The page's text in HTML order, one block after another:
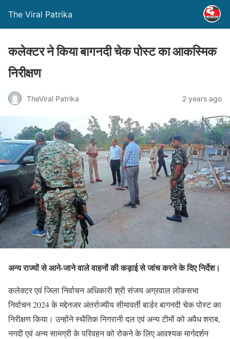
The Viral Patrika
कलेक्टर ने किया बागनदी चेक पोस्ट का आकस्मिक
निरीक्षण
TheViral Patrika 2 years ago
अन्य राज्यों से आने-जाने वाले वाहनों की कड़ाई से जांच करने के दिए निर्देश।
कलेक्टर एवं जिला निर्वाचन अधिकारी श्री संजय अग्रवाल लोकसभा
निर्वाचन 2024 के मद्देनजर अंतर्राज्यीय सीमावर्ती बार्डर बागनदी चेक पोस्ट का
निरीक्षण किया। उन्होंने स्थैतिक निगरानी दल एवं अन्य टीमों को अवैध शराब,
नगदी एवं अन्य सामग्री के परिवहन को रोकने के लिए आवश्यक मार्गदर्शन